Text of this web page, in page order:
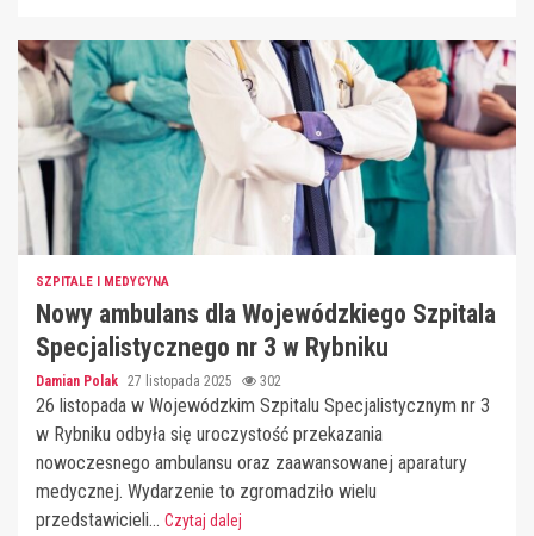
SZPITALE I MEDYCYNA
Nowy ambulans dla Wojewódzkiego Szpitala
Specjalistycznego nr 3 w Rybniku
Damian Polak 27 listopada 2025 302
26 listopada w Wojewódzkim Szpitalu Specjalistycznym nr 3
w Rybniku odbyła się uroczystość przekazania
nowoczesnego ambulansu oraz zaawansowanej aparatury
medycznej. Wydarzenie to zgromadziło wielu
przedstawicieli... Czytaj dalej